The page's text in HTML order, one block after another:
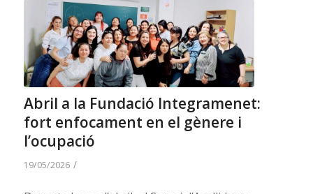
Abril a la Fundació Integramenet:
fort enfocament en el gènere i
l’ocupació
19/05/2026 /